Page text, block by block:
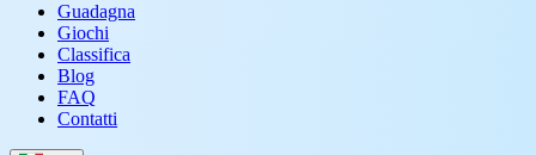
Guadagna
Giochi
Classifica
Blog
FAQ
Contatti